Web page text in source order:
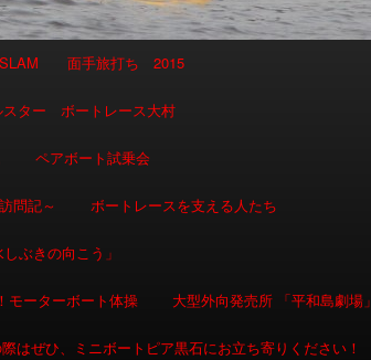
SLAM 面手旅打ち 2015
ター ボートレース大村
ペアボート試乗会
問記～ ボートレースを支える人たち
ぶきの向こう」
モーターボート体操 大型外向発売所 「平和島劇場」
はぜひ、ミニボートピア黒石にお立ち寄りください！